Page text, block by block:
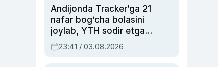
Andijonda Tracker’ga 21
nafar bog‘cha bolasini
joylab, YTH sodir etgan
ayolga sud hukmi o‘qildi
23:41 / 03.08.2026